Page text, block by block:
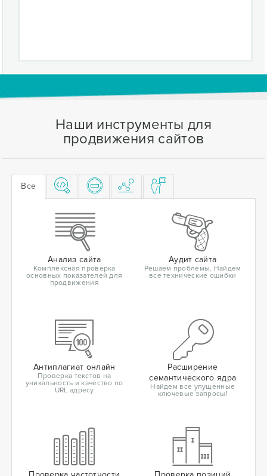
Наши инструменты для
продвижения сайтов
Все
Анализ сайта
Комплексная проверка
основных показателей для
продвижения
Аудит сайта
Решаем проблемы. Найдем
все технические ошибки
Антиплагиат онлайн
Проверка текстов на
уникальность и качество по
URL адресу
Расширение
семантического ядра
Найдем все упущенные
ключевые запросы!